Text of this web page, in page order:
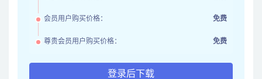
会员用户购买价格： 免费
尊贵会员用户购买价格： 免费
登录后下载